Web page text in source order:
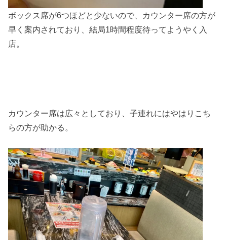
ボックス席が6つほどと少ないので、カウンター席の方が
早く案内されており、結局1時間程度待ってようやく入
店。
カウンター席は広々としており、子連れにはやはりこち
らの方が助かる。